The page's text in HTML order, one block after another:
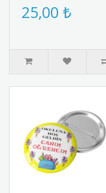
kurdeleli kokart. Yüksek
kalite metal malzemeden..
25,00 ₺